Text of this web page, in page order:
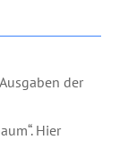
der
Hier